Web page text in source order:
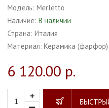
Модель: Merletto
Наличие: В наличии
Страна: Италия
Материал: Керамика (фарфор)
6 120.00 р.